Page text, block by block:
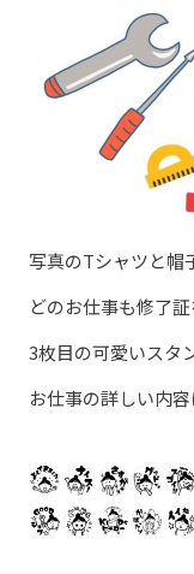
写真のTシャツと帽
どのお仕事も修了
3枚目の可愛いスタ
お仕事の詳しい内